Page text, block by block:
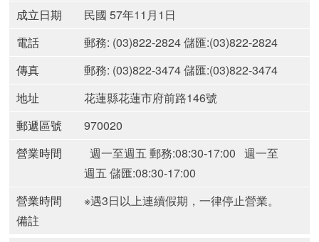
成立日期
民國 57年11月1日
電話
郵務: (03)822-2824 儲匯:(03)822-2824
傳真
郵務: (03)822-3474 儲匯:(03)822-3474
地址
花蓮縣花蓮市府前路146號
郵遞區號
970020
營業時間
週一至週五 郵務:08:30-17:00 週一至
週五 儲匯:08:30-17:00
營業時間
備註
※遇3日以上連續假期，一律停止營業。